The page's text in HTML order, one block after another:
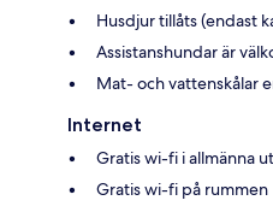
Husdjur tillåts (endast
Assistanshundar är
Mat- och vattenskålar
Internet
Gratis wi-fi i allmänna
Gratis wi-fi på rummen